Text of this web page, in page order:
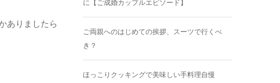
ありましたら
に【ご成婚カップルエピソード】
ご両親へのはじめての挨拶、スーツで行くべ
き？
ほっこりクッキングで美味しい手料理自慢